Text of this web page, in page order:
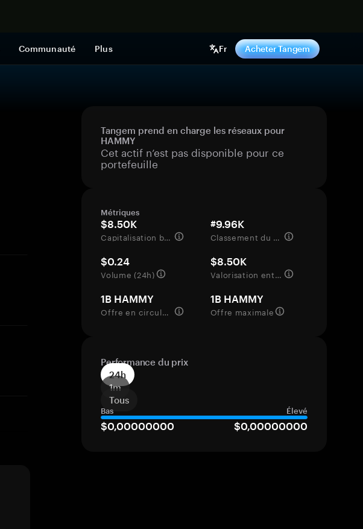
Communauté Plus Fr Acheter Tangem
Tangem prend en charge les réseaux pour
HAMMY
Cet actif n’est pas disponible pour ce
portefeuille
Métriques
$8.50K
Capitalisation boursière
#9.96K
Classement du marché
$0.24
Volume (24h)
$8.50K
Valorisation entièrement diluée
1B HAMMY
Offre en circulation
1B HAMMY
Offre maximale
Performance du prix
24h
1m
Tous
Bas Élevé
$0,00000000 $0,00000000